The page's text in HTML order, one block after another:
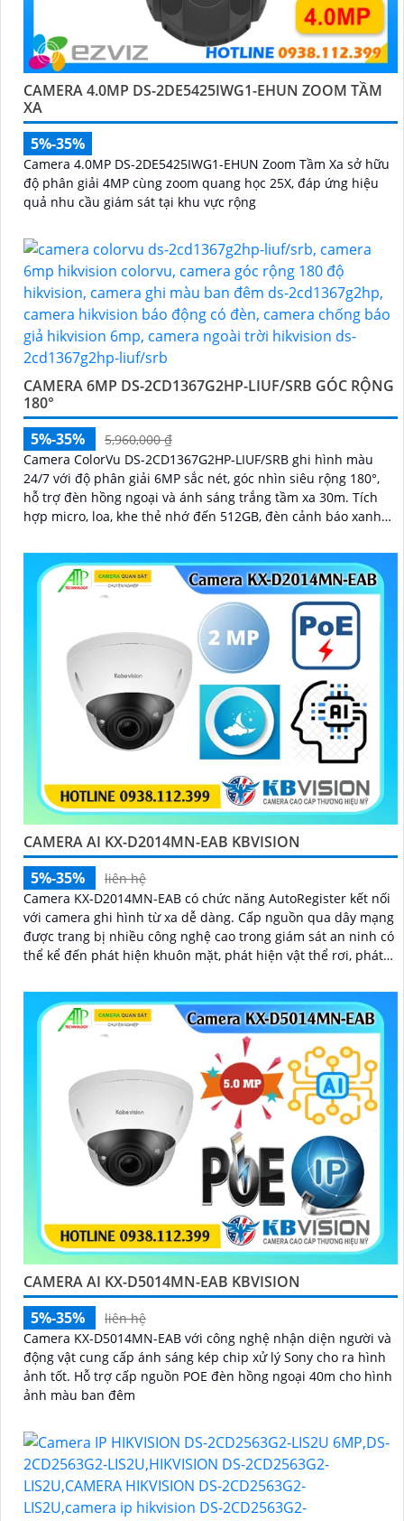
CAMERA 4.0MP DS-2DE5425IWG1-EHUN ZOOM TẦM
XA
5%-35%
Camera 4.0MP DS-2DE5425IWG1-EHUN Zoom Tầm Xa sở hữu
độ phân giải 4MP cùng zoom quang học 25X, đáp ứng hiệu
quả nhu cầu giám sát tại khu vực rộng
CAMERA 6MP DS-2CD1367G2HP-LIUF/SRB GÓC RỘNG
180°
5%-35%
5,960,000 ₫
Camera ColorVu DS-2CD1367G2HP-LIUF/SRB ghi hình màu
24/7 với độ phân giải 6MP sắc nét, góc nhìn siêu rộng 180°,
hỗ trợ đèn hồng ngoại và ánh sáng trắng tầm xa 30m. Tích
hợp micro, loa, khe thẻ nhớ đến 512GB, đèn cảnh báo xanh
quả
CAMERA AI KX-D2014MN-EAB KBVISION
5%-35%
liên hệ
Camera KX-D2014MN-EAB có chức năng AutoRegister kết nối
với camera ghi hình từ xa dễ dàng. Cấp nguồn qua dây mạng
được trang bị nhiều công nghệ cao trong giám sát an ninh có
thể kể đến phát hiện khuôn mặt, phát hiện vật thể rơi, phát
CAMERA AI KX-D5014MN-EAB KBVISION
5%-35%
liên hệ
Camera KX-D5014MN-EAB với công nghệ nhận diện người và
động vật cung cấp ánh sáng kép chip xử lý Sony cho ra hình
ảnh tốt. Hỗ trợ cấp nguồn POE đèn hồng ngoại 40m cho hình
ảnh màu ban đêm